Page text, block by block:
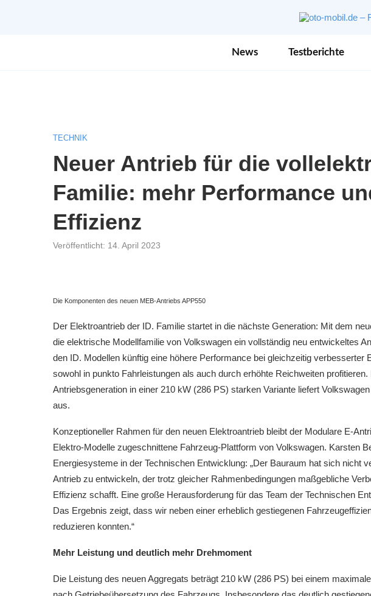
News Testberichte
TECHNIK
Neuer Antrieb für die
Familie: mehr Performance
Effizienz
Veröffentlicht: 14. April 2023
Die Komponenten des neuen MEB-Antriebs APP550
Der Elektroantrieb der ID. Familie startet in die nächste Generation: Mit dem
die elektrische Modellfamilie von Volkswagen ein vollständig neu entwickeltes
den ID. Modellen künftig eine höhere Performance bei gleichzeitig verbesserter
sowohl in punkto Fahrleistungen als auch durch erhöhte Reichweiten
Antriebsgeneration in einer 210 kW (286 PS) starken Variante liefert
aus.
Konzeptioneller Rahmen für den neuen Elektroantrieb bleibt der Modulare E-
Elektro-Modelle zugeschnittene Fahrzeug-Plattform von Volkswagen. Karsten
Energiesysteme in der Technischen Entwicklung: „Der Bauraum hat sich nicht
Antrieb zu entwickeln, der trotz gleicher Rahmenbedingungen maßgebliche
Effizienz schafft. Eine große Herausforderung für das Team der Technischen
Das Ergebnis zeigt, dass wir neben einer erheblich gestiegenen
reduzieren konnten.“
Mehr Leistung und deutlich mehr Drehmoment
Die Leistung des neuen Aggregats beträgt 210 kW (286 PS) bei einem